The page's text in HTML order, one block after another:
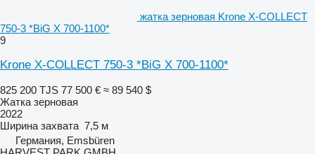
жатка зерновая Krone X-COLLECT
750-3 *BiG X 700-1100*
9
Krone X-COLLECT 750-3 *BiG X 700-1100*
825 200 TJS 77 500 € ≈ 89 540 $
Жатка зерновая
2022
Ширина захвата 7,5 м
Германия, Emsbüren